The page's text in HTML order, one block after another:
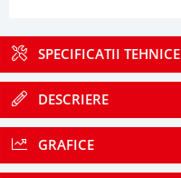
SPECIFICATII TEHNICE
DESCRIERE
GRAFICE